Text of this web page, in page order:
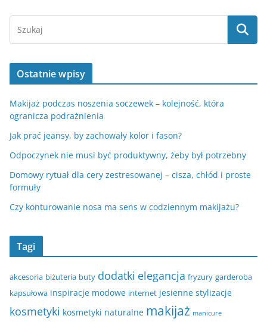
Ostatnie wpisy
Makijaż podczas noszenia soczewek – kolejność, która
ogranicza podrażnienia
Jak prać jeansy, by zachowały kolor i fason?
Odpoczynek nie musi być produktywny, żeby był potrzebny
Domowy rytuał dla cery zestresowanej – cisza, chłód i proste
formuły
Czy konturowanie nosa ma sens w codziennym makijażu?
Tagi
akcesoria biżuteria buty dodatki elegancja fryzury garderoba
kapsułowa inspiracje modowe internet jesienne stylizacje
kosmetyki kosmetyki naturalne makijaż manicure